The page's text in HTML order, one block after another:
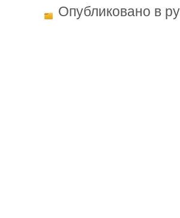
Опубликовано в